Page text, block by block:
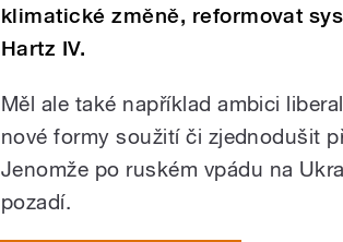
klimatické změně, reformovat
Hartz IV.
Měl ale také například ambici
nové formy soužití či zjednodušit
Jenomže po ruském vpádu na
pozadí.